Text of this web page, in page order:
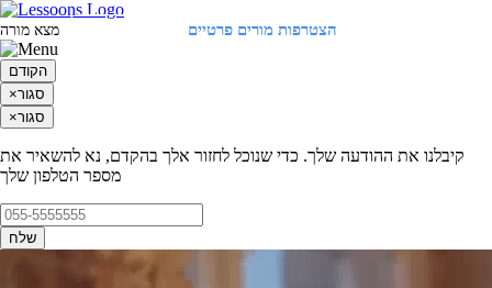
הצטרפות מורים פרטיים מצא מורה
הקודם
×סגור
×סגור
קיבלנו את ההודעה שלך. כדי שנוכל לחזור אלך בהקדם, נא להשאיר את
מספר הטלפון שלך
שלח